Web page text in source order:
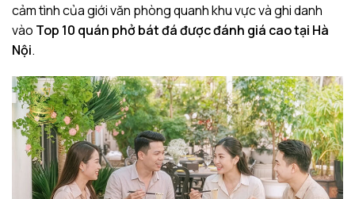
cảm tình của giới văn phòng quanh khu vực và ghi danh
vào Top 10 quán phở bát đá được đánh giá cao tại Hà
Nội.